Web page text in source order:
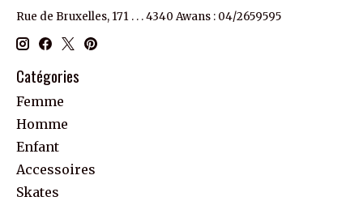
Rue de Bruxelles, 171 . . . 4340 Awans : 04/2659595
Catégories
Femme
Homme
Enfant
Accessoires
Skates